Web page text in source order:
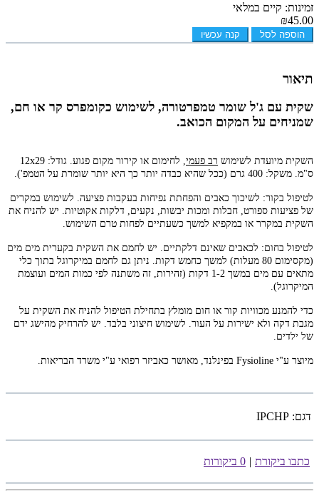
זמינות: קיים במלאי
₪45.00
הוספה לסל קנה עכשיו
תיאור
שקית עם ג'ל שומר טמפרטורה, לשימוש כקומפרס קר או חם,
שמניחים על המקום הכואב.
השקית מיועדת לשימוש רב פעמי
, לחימום או קירור מקום פגוע. גודל: 12x29
ס"מ. משקל: 400 גרם (ככל שהיא כבדה יותר כך היא יותר שומרת על הטמפ').
לטיפול בקור: לשיכוך כאבים והפחתת נפיחות בעקבות פציעה. לשימוש במקרים
של פציעות ספורט, חבלות ומכות יבשות, נקעים, דלקות אקוטיות. יש להניח את
השקית במקרר או במקפיא למשך כשעתיים לפחות טרם השימוש.
לטיפול בחום: לכאבים שאינם דלקתיים. יש לחמם את השקית בקערית מים מים
(מקסימום 80 מעלות) למשך כחמש דקות. ניתן גם לחמם במיקרוגל בתוך כלי
מתאים עם מים במשך 1-2 דקות (זהירות, זה משתנה לפי כמות המים ועוצמת
המיקרוגל).
כדי להמנע מכוויות קור או חום מומלץ בתחילת הטיפול להניח את השקית על
מגבת דקה ולא ישירות על העור. לשימוש חיצוני בלבד. יש להרחיק מהישג ידם
של ילדים.
מיוצר ע"י Fysioline בפינלנד, מאושר כאביזר רפואי ע"י משרד הבריאות.
דגם: IPCHP
כתבו ביקורת | 0 ביקורות